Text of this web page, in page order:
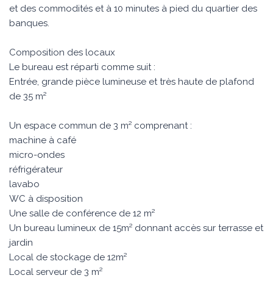
et des commodités et à 10 minutes à pied du quartier des
banques.
Composition des locaux
Le bureau est réparti comme suit :
Entrée, grande pièce lumineuse et très haute de plafond
de 35 m²
Un espace commun de 3 m² comprenant :
machine à café
micro-ondes
réfrigérateur
lavabo
WC à disposition
Une salle de conférence de 12 m²
Un bureau lumineux de 15m² donnant accès sur terrasse et
jardin
Local de stockage de 12m²
Local serveur de 3 m²